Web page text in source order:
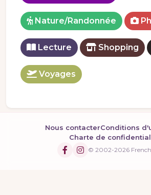
Nature/Randonnée
Lecture Shopping
Voyages
Nous contacterConditions
Charte de
© 2002-2026